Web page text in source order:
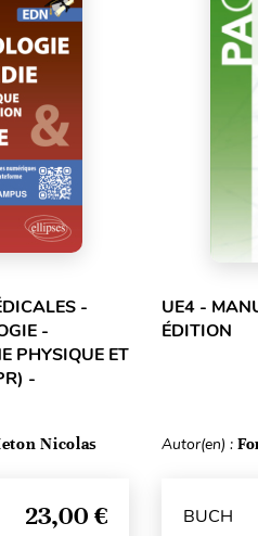
-
-
PHYSIQUE ET
-
Nicolas
23,00 €
UE4 -
ÉDITION
Autor(en) :
BUCH